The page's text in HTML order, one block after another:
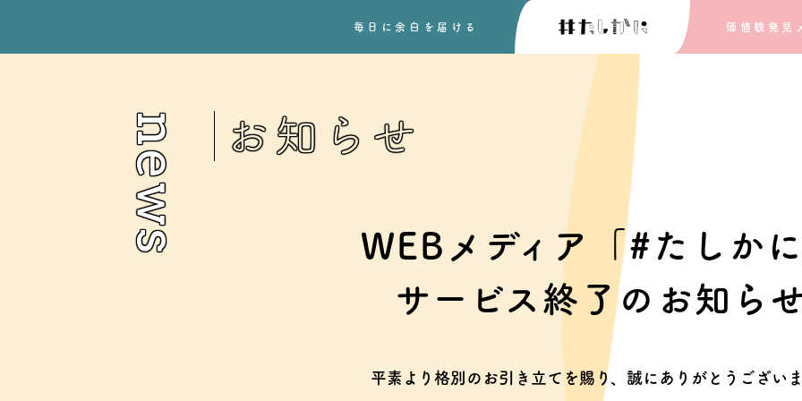
毎日に余白を 届ける 価値観発見
news お知らせ
WEBメディア「#たしかに
サービス終了のお知ら
平素より格別のお引き立てを賜り、 誠にありがとうございま